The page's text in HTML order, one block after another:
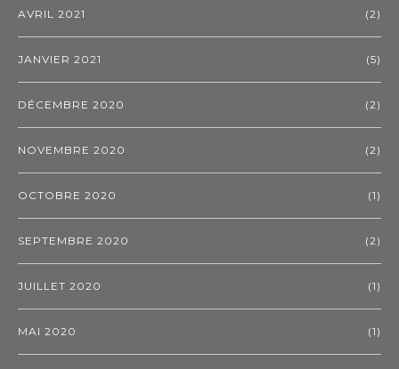
AVRIL 2021 (2)
JANVIER 2021 (5)
DÉCEMBRE 2020 (2)
NOVEMBRE 2020 (2)
OCTOBRE 2020 (1)
SEPTEMBRE 2020 (2)
JUILLET 2020 (1)
MAI 2020 (1)